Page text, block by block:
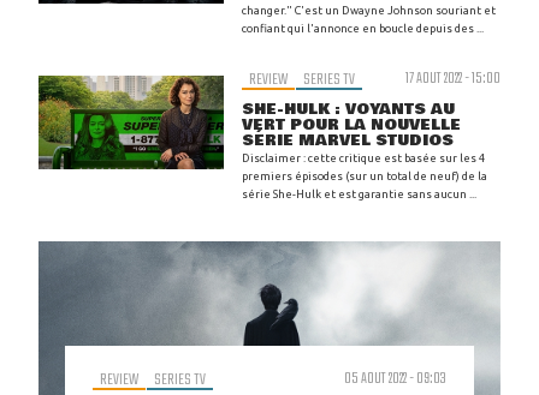
changer." C'est un Dwayne Johnson souriant et
confiant qui l'annonce en boucle depuis des ...
REVIEW SERIES TV 17 AOUT 2022 - 15:00
SHE-HULK : VOYANTS AU
VERT POUR LA NOUVELLE
SÉRIE MARVEL STUDIOS
Disclaimer : cette critique est basée sur les 4
premiers épisodes (sur un total de neuf) de la
série She-Hulk et est garantie sans aucun ...
REVIEW SERIES TV 05 AOUT 2022 - 09:03